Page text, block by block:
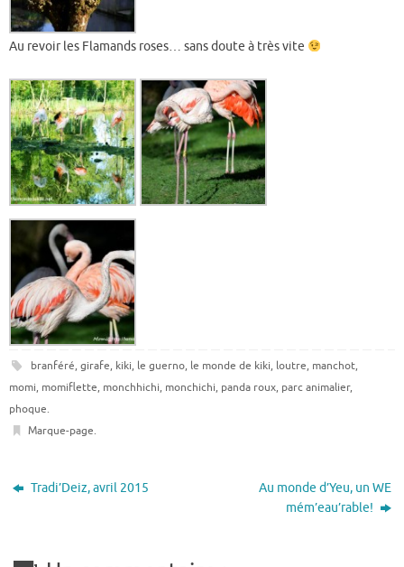
Au revoir les Flamands roses… sans doute à très vite
branféré, girafe, kiki, le guerno, le monde de kiki, loutre, manchot,
momi, momiflette, monchhichi, monchichi, panda roux, parc animalier,
phoque.
Marque-page.
Tradi’Deiz, avril 2015
Au monde d’Yeu, un WE
mém’eau’rable!